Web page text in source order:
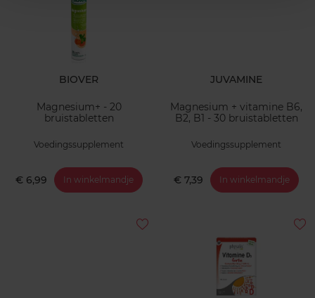
BIOVER
Magnesium+ - 20
bruistabletten
Voedingssupplement
€ 6,99 In winkelmandje
JUVAMINE
Magnesium + vitamine B6,
B2, B1 - 30 bruistabletten
Voedingssupplement
€ 7,39 In winkelmandje